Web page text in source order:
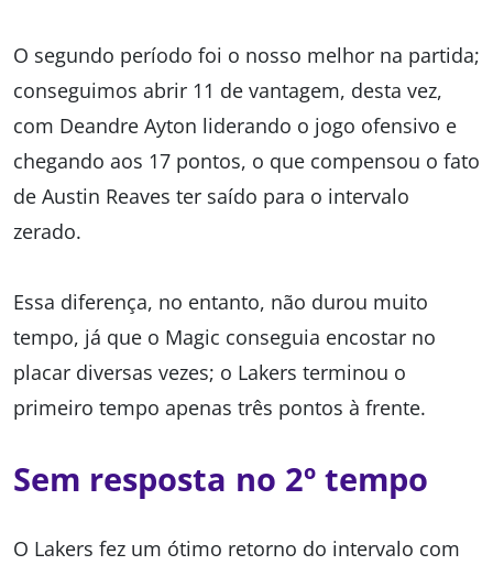
O segundo período foi o nosso melhor na partida;
conseguimos abrir 11 de vantagem, desta vez,
com Deandre Ayton liderando o jogo ofensivo e
chegando aos 17 pontos, o que compensou o fato
de Austin Reaves ter saído para o intervalo
zerado.
Essa diferença, no entanto, não durou muito
tempo, já que o Magic conseguia encostar no
placar diversas vezes; o Lakers terminou o
primeiro tempo apenas três pontos à frente.
Sem resposta no 2º tempo
O Lakers fez um ótimo retorno do intervalo com